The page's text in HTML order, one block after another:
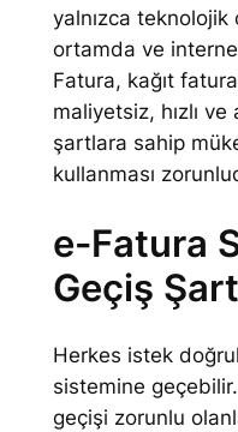
yalnızca
ortamda ve
Fatura, kağıt
maliyetsiz, hızlı ve
şartlara sahip
kullanması
e-Fatura
Geçiş
Herkes istek
sistemine
geçişi zorunlu